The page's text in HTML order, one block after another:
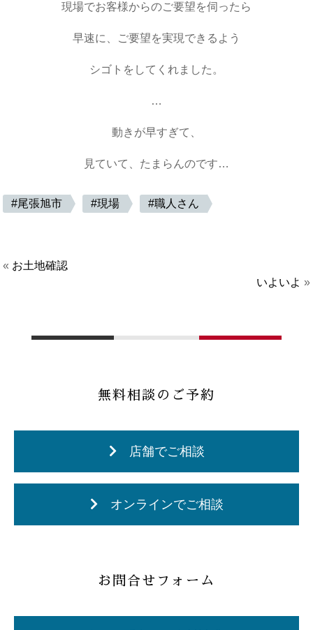
現場でお客様からのご要望を伺ったら
早速に、ご要望を実現できるよう
シゴトをしてくれました。
…
動きが早すぎて、
見ていて、たまらんのです…
尾張旭市 現場 職人さん
« お土地確認
いよいよ »
無料相談のご予約
店舗でご相談
オンラインでご相談
お問合せフォーム